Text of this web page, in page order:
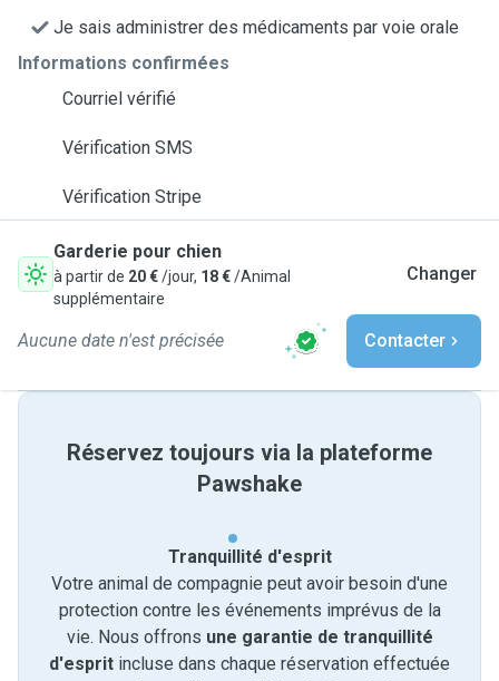
Je sais administrer des médicaments par voie orale
Informations confirmées
Courriel vérifié
Vérification SMS
Vérification Stripe
Garderie pour chien
à partir de 20 €/jour, 18 €/Animal
supplémentaire
Changer
Aucune date n'est précisée Contacter
Réservez toujours via la plateforme
Pawshake
Tranquillité d'esprit
Votre animal de compagnie peut avoir besoin d'une
protection contre les événements imprévus de la
vie. Nous offrons une garantie de tranquillité
d'esprit incluse dans chaque réservation effectuée